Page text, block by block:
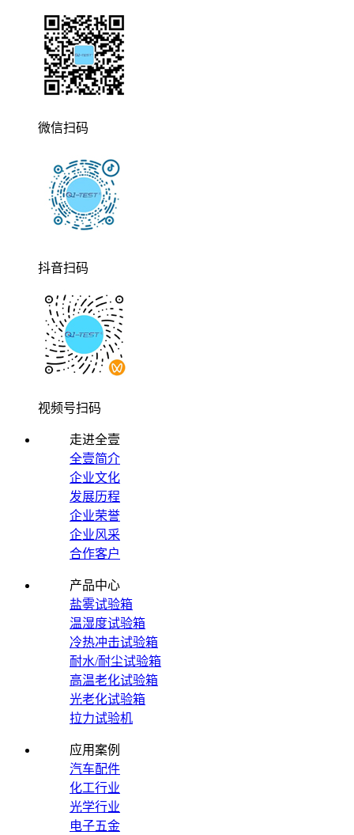
微信扫码
抖音扫码
视频号扫码
走进全壹
全壹简介
企业文化
发展历程
企业荣誉
企业风采
合作客户
产品中心
盐雾试验箱
温湿度试验箱
冷热冲击试验箱
耐水/耐尘试验箱
高温老化试验箱
光老化试验箱
拉力试验机
应用案例
汽车配件
化工行业
光学行业
电子五金